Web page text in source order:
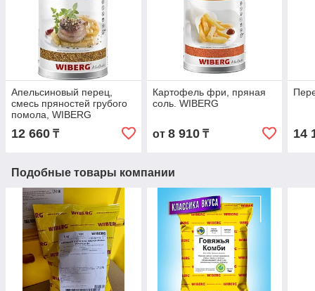
Апельсиновый перец,
смесь пряностей грубого
помола, WIBERG
12 660 ₸
Картофель фри, пряная
соль. WIBERG
от 8 910₸ 14
Подобные товары компании